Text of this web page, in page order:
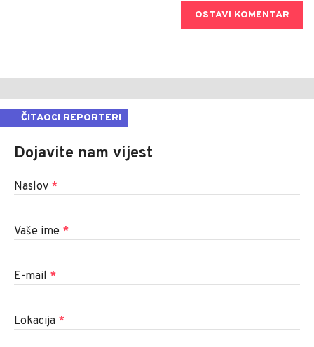
OSTAVI KOMENTAR
ČITAOCI REPORTERI
Dojavite nam vijest
Naslov *
Vaše ime *
E-mail *
Lokacija *